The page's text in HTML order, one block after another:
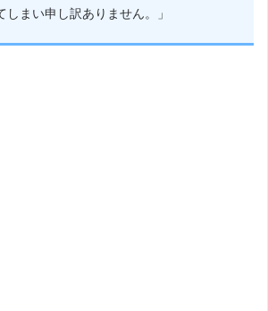
しまい申し訳ありません。」